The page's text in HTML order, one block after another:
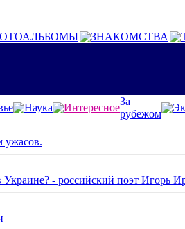
ЗНАКОМСТВА
Наука Интересное
За
рубежом
ужасов.
- российский поэт Игорь